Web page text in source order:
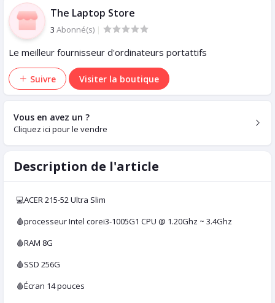
The Laptop Store
3 Abonné(s) |
Le meilleur fournisseur d'ordinateurs portattifs
Suivre Visiter la boutique
Vous en avez un ?
Cliquez ici pour le vendre
Description de l'article
💻ACER 215-52 Ultra Slim
🩸processeur Intel corei3-1005G1 CPU @ 1.20Ghz ~ 3.4Ghz
🩸RAM 8G
🩸SSD 256G
🩸Écran 14 pouces